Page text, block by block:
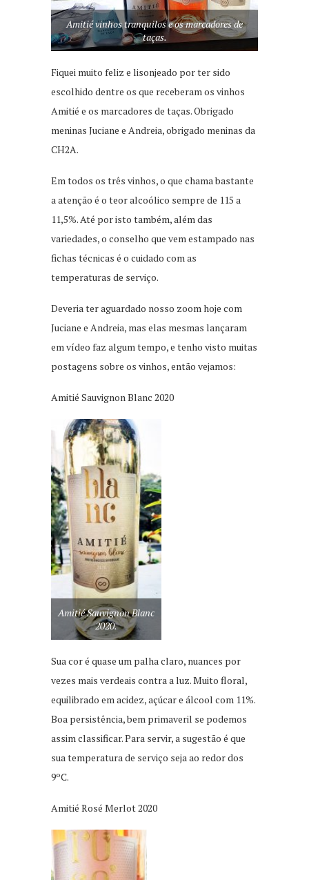
Amitié vinhos tranquilos e os marcadores de
taças.
Fiquei muito feliz e lisonjeado por ter sido
escolhido dentre os que receberam os vinhos
Amitié e os marcadores de taças. Obrigado
meninas Juciane e Andreia, obrigado meninas da
CH2A.
Em todos os três vinhos, o que chama bastante
a atenção é o teor alcoólico sempre de 115 a
11,5%. Até por isto também, além das
variedades, o conselho que vem estampado nas
fichas técnicas é o cuidado com as
temperaturas de serviço.
Deveria ter aguardado nosso zoom hoje com
Juciane e Andreia, mas elas mesmas lançaram
em vídeo faz algum tempo, e tenho visto muitas
postagens sobre os vinhos, então vejamos:
Amitié Sauvignon Blanc 2020
Amitié Sauvignon Blanc
2020.
Sua cor é quase um palha claro, nuances por
vezes mais verdeais contra a luz. Muito floral,
equilibrado em acidez, açúcar e álcool com 11%.
Boa persistência, bem primaveril se podemos
assim classificar. Para servir, a sugestão é que
sua temperatura de serviço seja ao redor dos
9ºC.
Amitié Rosé Merlot 2020